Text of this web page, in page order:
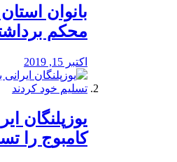
بانوان
محكم
اکتبر 15, 2019
یوزپلنگان
کامبوج را